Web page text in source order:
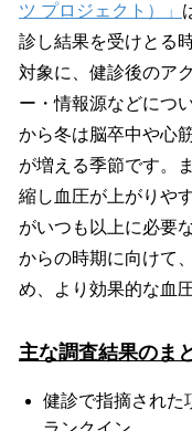
ツ プロジェクト）」
診し結果を受けとる
対象に、健診後のア
ー・情報源などにつ
から冬は脳卒中や心
が増える季節です。
縮し血圧が上がりや
がいつも以上に必要
からの時期に向けて
め、より効果的な血
主な調査結果のま
健診で指摘され